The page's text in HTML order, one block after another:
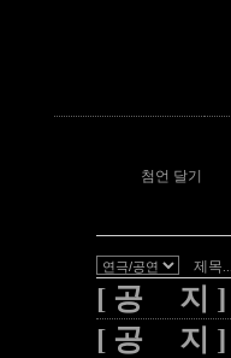
첨언 달기
제목
[ 공 지 ]
[ 공 지 ]